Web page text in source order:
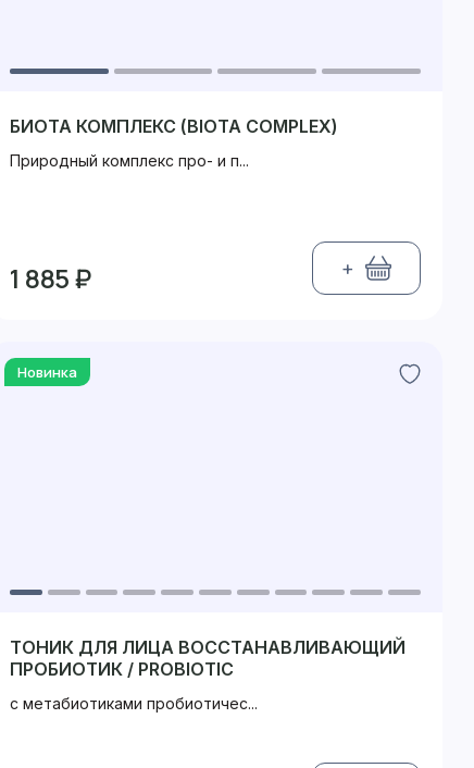
БИОТА КОМПЛЕКС (BIOTA COMPLEX)
Природный комплекс про- и п...
1 885 ₽ +
Новинка
ТОНИК ДЛЯ ЛИЦА ВОССТАНАВЛИВАЮЩИЙ
ПРОБИОТИК / PROBIOTIC
с метабиотиками пробиотичес...